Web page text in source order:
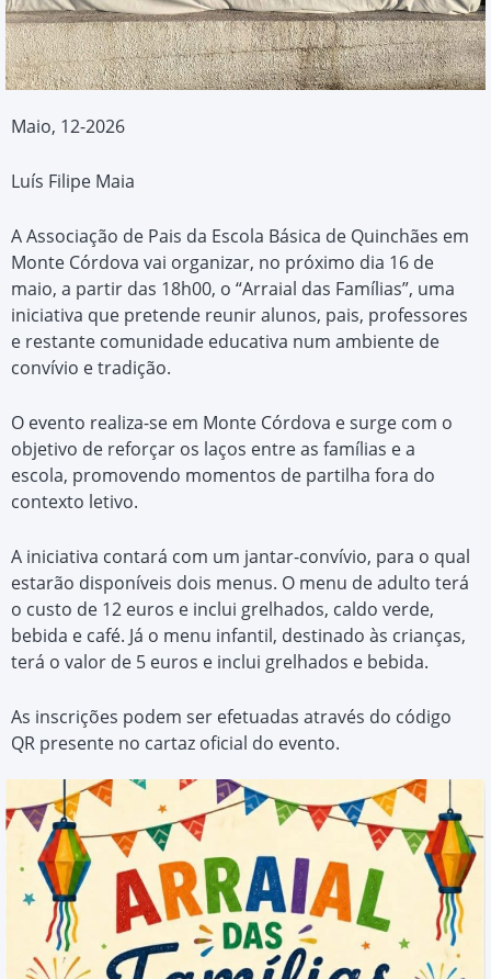
Maio, 12-2026
Luís Filipe Maia
A Associação de Pais da Escola Básica de Quinchães em
Monte Córdova vai organizar, no próximo dia 16 de
maio, a partir das 18h00, o “Arraial das Famílias”, uma
iniciativa que pretende reunir alunos, pais, professores
e restante comunidade educativa num ambiente de
convívio e tradição.
O evento realiza-se em Monte Córdova e surge com o
objetivo de reforçar os laços entre as famílias e a
escola, promovendo momentos de partilha fora do
contexto letivo.
A iniciativa contará com um jantar-convívio, para o qual
estarão disponíveis dois menus. O menu de adulto terá
o custo de 12 euros e inclui grelhados, caldo verde,
bebida e café. Já o menu infantil, destinado às crianças,
terá o valor de 5 euros e inclui grelhados e bebida.
As inscrições podem ser efetuadas através do código
QR presente no cartaz oficial do evento.